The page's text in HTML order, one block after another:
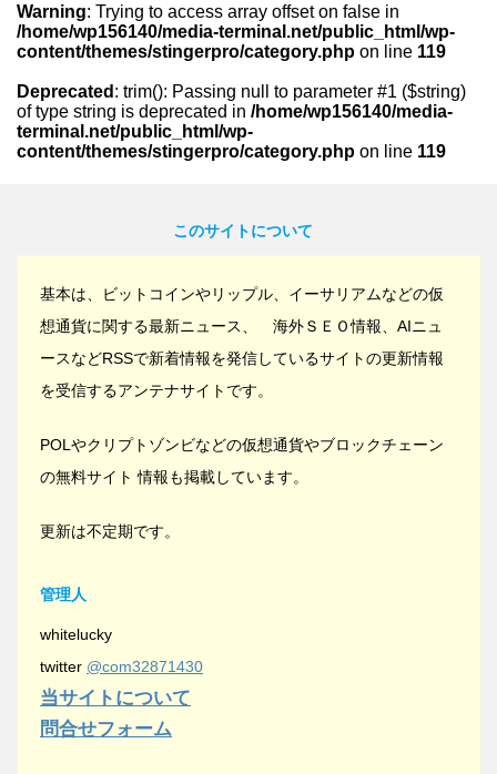
Warning: Trying to access array offset on false in
/home/wp156140/media-terminal.net/public_html/wp-
content/themes/stingerpro/category.php on line 119
Deprecated : trim(): Passing null to parameter #1 ($string)
of type string is deprecated in /home/wp156140/media-
terminal.net/public_html/wp-
content/themes/stingerpro/category.php on line 119
このサイトについて
基本は、ビットコインやリップル、イーサリアムなどの仮
想通貨に関する最新ニュース、 海外ＳＥＯ情報、AIニュ
ースなどRSSで新着情報を発信しているサイトの更新情報
を受信するアンテナサイトです。
POLやクリプトゾンビなどの仮想通貨やブロックチェーン
の無料サイト 情報も掲載しています。
更新は不定期です。
管理人
whitelucky
twitter @com32871430
当サイトについて
問合せフォーム